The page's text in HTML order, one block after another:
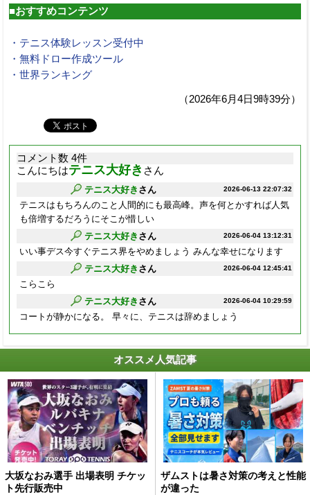
■おすすめコンテンツ
・テニス体験レッスン受付中
・無料ドロー作成ツール
・世界ランキング
（2026年6月4日9時39分）
コメント数 4件
こんにちはテニス大好き さん
2026-06-13 22:07:32
テニス大好き さん
テニスはもちろんのこと人間的にも最高峰。声を何とかすれば人気
も倍増するだろうにそこが惜しい
2026-06-04 13:12:31
テニス大好き さん
いい事デス今すぐテニス界をやめましょう みんな幸せになります
2026-06-04 12:45:41
テニス大好き さん
こらこら
2026-06-04 10:29:59
テニス大好き さん
コートが静かになる。 早々に、テニスは辞めましょう
オススメ人気記事
大坂なおみ選手 出場表明 チケッ
ト先行販売中
ザムストは暑さ対策の考えと性能
が違った